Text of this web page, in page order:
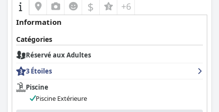
$ +6
Information
Catégories
Réservé aux Adultes
3 Étoiles
Piscine
Piscine Extérieure